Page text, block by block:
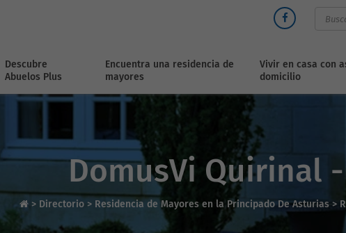
Descubre
Abuelos Plus
Encuentra una residencia de
mayores
Vivir en casa con
domicilio
DomusVi Quirinal
> Directorio > Residencia de Mayores en la Principado De Asturias >